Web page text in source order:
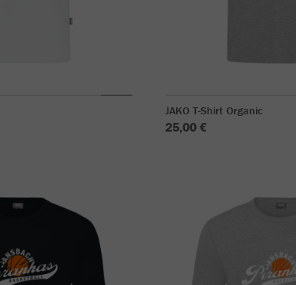
JAKO T-Shirt Organic
25,00 €